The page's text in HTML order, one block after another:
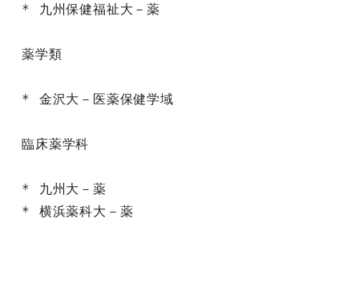
* 九州保健福祉大－薬
薬学類
* 金沢大－医薬保健学域
臨床薬学科
* 九州大－薬
* 横浜薬科大－薬